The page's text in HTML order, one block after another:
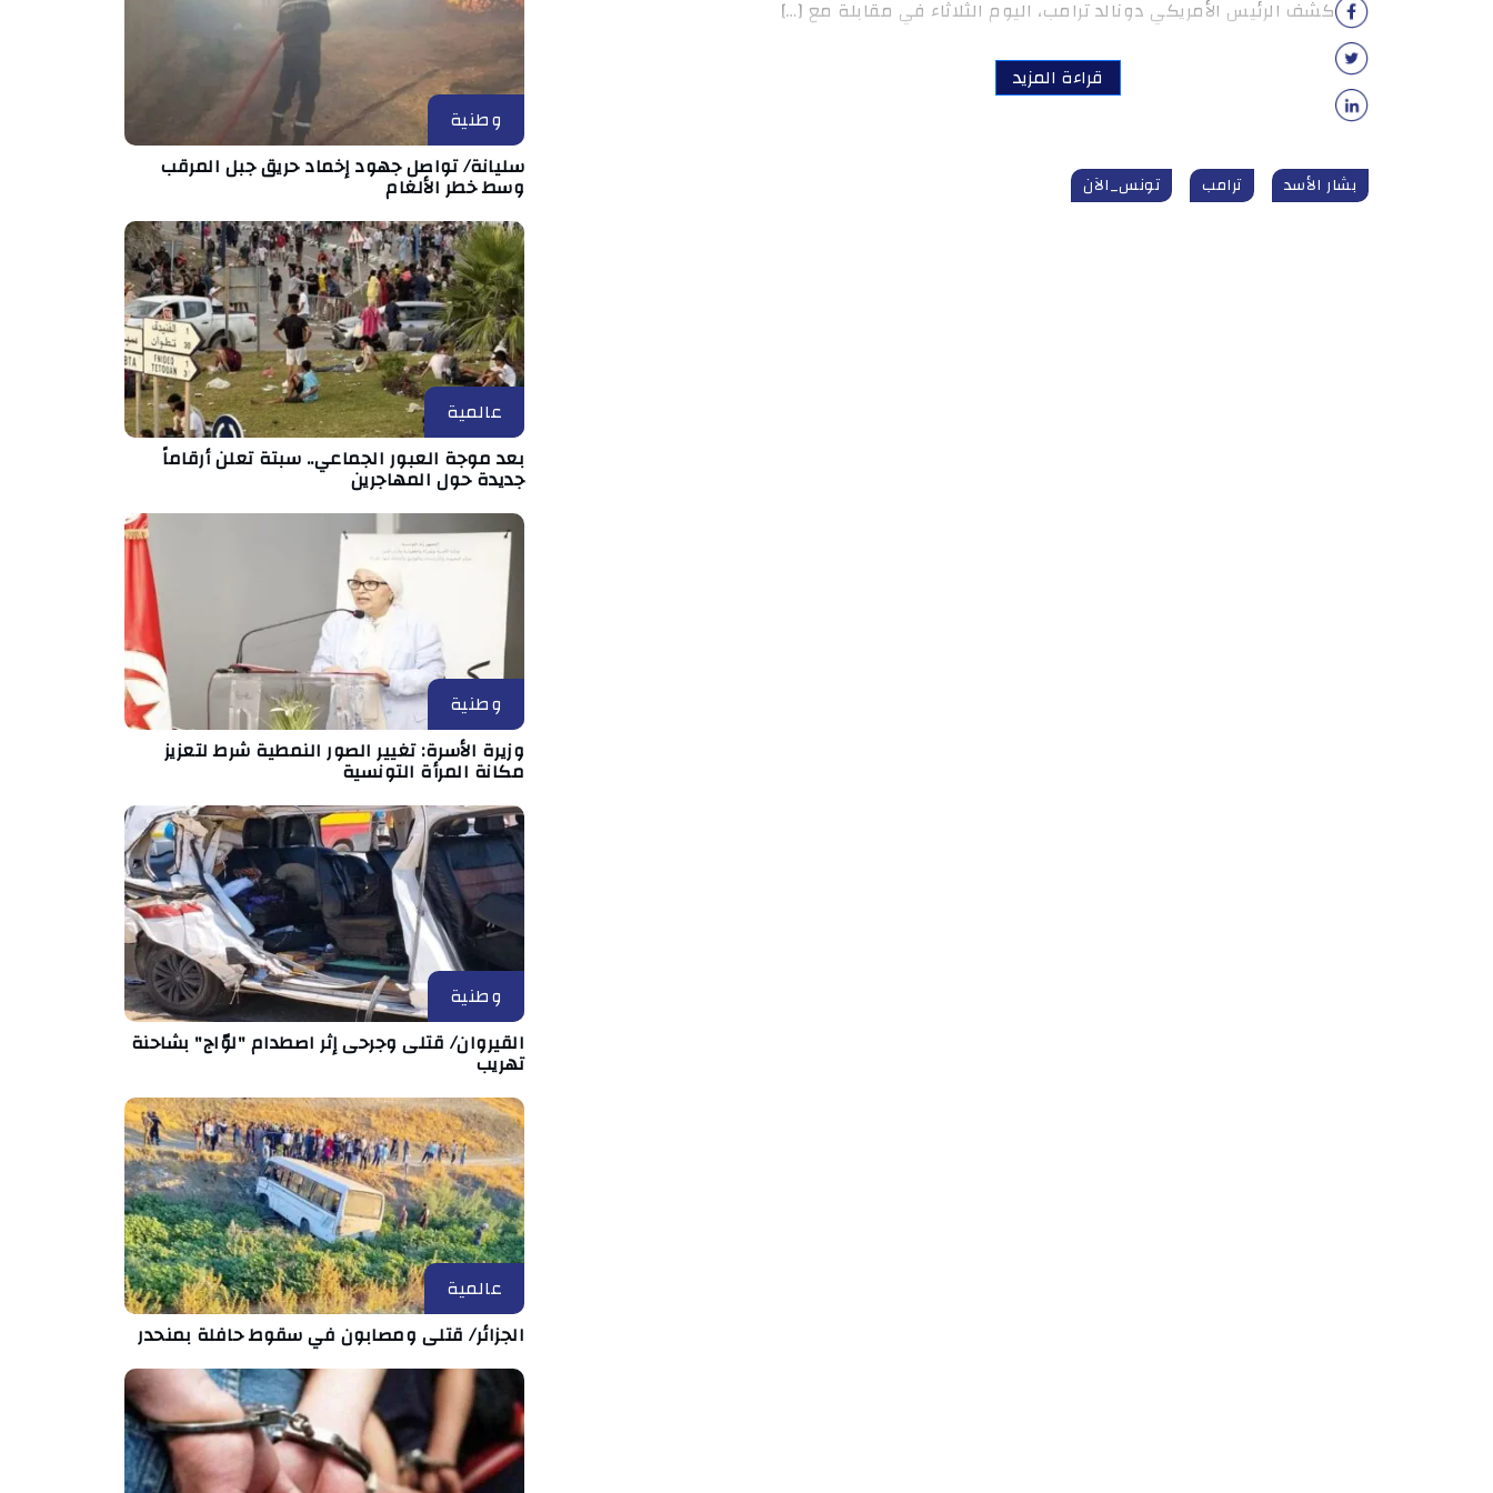
كشف الرئيس الأمريكي دونالد ترامب، اليوم الثلاثاء في مقابلة مع […]
قراءة المزيد
بشار الأسد ترامب تونس_الآن
وطنية
سليانة/ تواصل جهود إخماد حريق جبل المرقب
وسط خطر الألغام
عالمية
بعد موجة العبور الجماعي.. سبتة تعلن أرقاماً
جديدة حول المهاجرين
وطنية
وزيرة الأسرة: تغيير الصور النمطية شرط لتعزيز
مكانة المرأة التونسية
وطنية
القيروان/ قتلى وجرحى إثر اصطدام "لوّاج" بشاحنة
تهريب
عالمية
الجزائر/ قتلى ومصابون في سقوط حافلة بمنحدر